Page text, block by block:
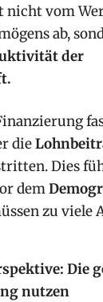
nicht vom
ab,
der
die
Dies
dem
zu viele
Die
nutzen